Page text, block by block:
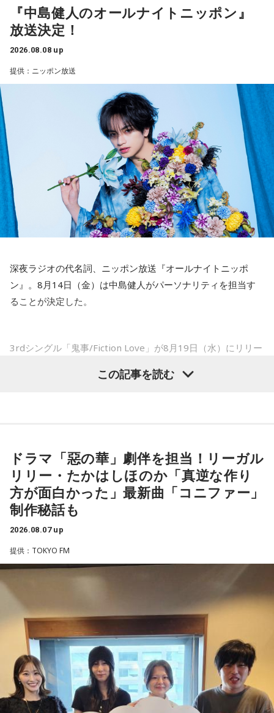
ているんだ。メンバーは違うかもしれないけれど、日本は力
があるんだぞ」と言って、油断しないように警戒させる。そ
して、「お前ら、（日本選手が）こんなことを言ってるぞ」
と塩貝選手のコメントを（起爆剤として）使うことが可能な
しないほうが良かったなと僕は思っています。
とはいえ、塩貝選手とはW杯が終わったときに違うところで
会いましたけど、本当に純粋なんですよ。全然悪気がないと
いうか。ただ、プロの選手としてそこまで考えてコメントす
るべきだったかなとは思います。
でもまだ若いですから。森保監督は“リバウンドメンタリテ
ィ”という言葉をよく使いますけど、何かうまくいかなかった
後のリアクションがすごく重要で、今後そこを塩貝選手は試
されるのかなと思いますし、その期待に応えるだけのものを
持っている選手だと思いますから、良いエネルギーに変えて
もらいたいなと思います。
----------------------------------------------------
この日の放送をradikoタイムフリーで聴く
※放送エリア外の方は、プレミアム会員の登録でご利用いた
だけます。
＜番組概要＞
番組名：SPORTS BEAT supported by TOYOTA
放送日時：毎週土曜 10:00～10:50
パーソナリティ：藤木直人、高見侑里
――過去2年の苦労は昨シーズンに活きていたということです
ね。
山田「活きていると思います。ウエイトトレーニングなどで
身体作りができたと思うので、結果を出さないといけないと
ころで出せたというのはよかったと思います」
――2月の南郷キャンプ終盤で右肘痛が発覚した時の心境を教
山田「痛かったですし、手術のタイミングはすごく悩んだの
ですが、3月9日に手術をさせていただいた。痛いままプレー
をしていても成績も上がらないですし、自分としても不安を
抱えながらプレーをするのは嫌だったので、できるだけ早く
手術をして、早く復帰ができるようにというので決断しまし
た」
――以前から痛みはあったのでしょうか？
山田「痛みがない範囲でできていたのですが、痛みの場所が
動いてしまって、数ミリでも痛みの場所が動くだけで痛みが
変わってくるので」
――実戦復帰まで4ヶ月という診断のもと、ファームで最初に
ラーが出たり、身体との感覚がつながりずらかったりするな
かで、本当にトレーナーさんのおかげでうまくやっていただ
きました」
――石垣島で自主トレをともにした後輩である篠原響投手の
活躍をどうご覧になられましたか？
山田「球速がすごくて、僕も追いつけるように頑張ります」
2試合に登板してみていかがですか？
山田「自分の持ち味が出せて抑えられることができたので、
そこは1番よかったのかなと思います。試合で投げる、野球が
できる感謝というのも再び感じることができましたし、野球
が楽しかったですね」
――今シーズンの登板はまだ2試合ですが、ヒットを1本も打
『中島健人のオールナイトニッポン』
放送決定！
2026.08.08 up
提供：ニッポン放送
深夜ラジオの代名詞、ニッポン放送『オールナイトニッポ
ン』。8月14日（金）は中島健人がパーソナリティを担当す
ることが決定した。
3rdシングル「鬼事/Fiction Love」が8月19日（水）にリリー
ティを初めて担当する。番組では、新曲「鬼事/Fiction
盛りだくさんの内容でお届けする一夜限りの特別番組『中島
健人のオールナイトニッポン』は8月14日(金)25時からニッポ
ン放送をキーステーションに全国ネットで放送。
◎メールテーマ『鬼事』
TVアニメ『逃げ上手の若君』第2期オープニングテーマ「鬼
事」。中島健人はこの「鬼事」を「日々のイラッとした出来
事」や「心がザワザワした、モヤモヤした事」を表す言葉と
してカジュアルに使っています。そんな、あなたの周りで起
きた「鬼事」を教えてください。
中島健人が、どう立ち回ればよかったのか手を差し伸べま
す。
この記事を読む
ドラマ「惡の華」劇伴を担当！リーガル
リリー・たかはしほのか「真逆な作り
方が面白かった」最新曲「コニファー」
制作秘話も
2026.08.07 up
提供：TOKYO FM